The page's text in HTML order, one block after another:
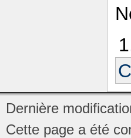
Dernière
Cette page a été